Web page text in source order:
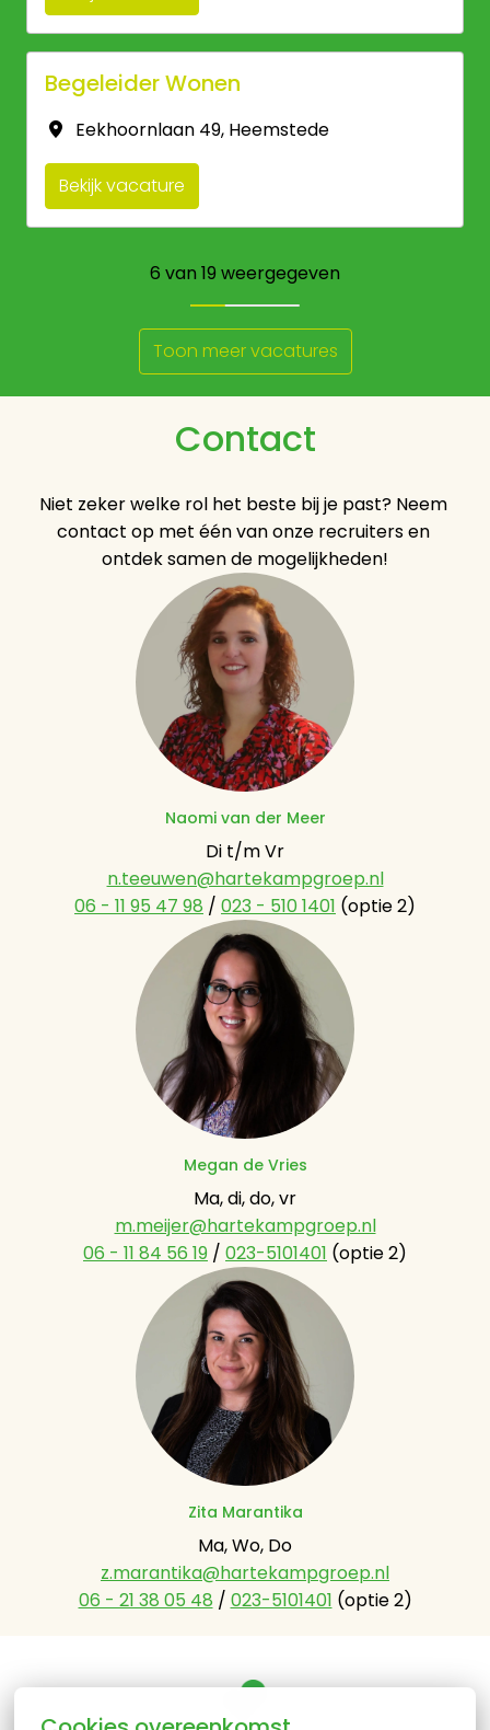
Begeleider Wonen
Eekhoornlaan 49, Heemstede
Bekijk vacature
6 van 19 weergegeven
Toon meer vacatures
Contact
Niet zeker welke rol het beste bij je past? Neem
contact op met één van onze recruiters en
ontdek samen de mogelijkheden!
Naomi van der Meer
n.teeuwen@hartekampgroep.nl
06 - 11 95 47 98 / 023 - 510 1401 (optie 2)
Megan de Vries
m.meijer@hartekampgroep.nl
06 - 11 84 56 19 / 023-5101401 (optie 2)
Zita Marantika
z.marantika@hartekampgroep.nl
06 - 21 38 05 48 / 023-5101401 (optie 2)